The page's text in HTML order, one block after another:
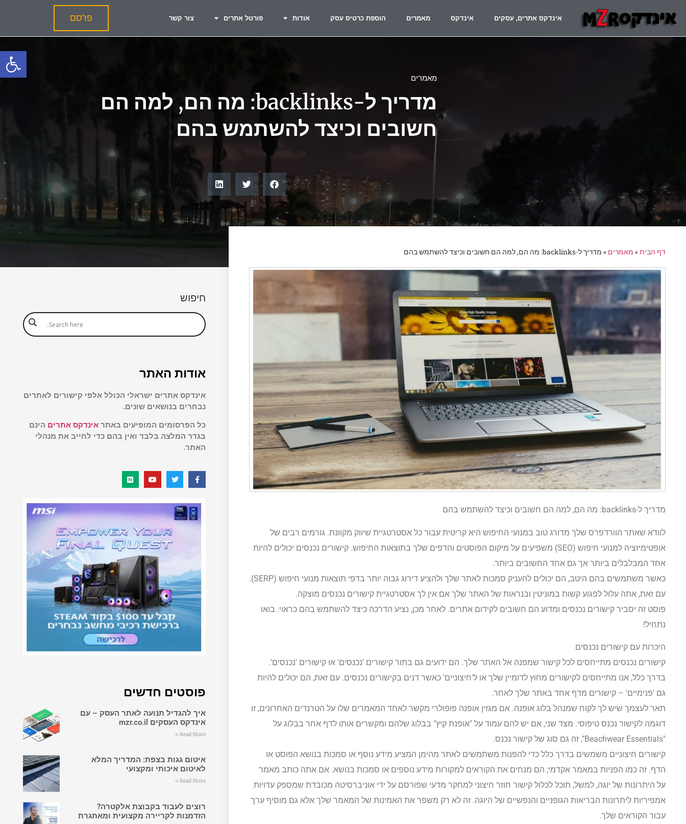
פתח
אינדקס אתרים, עסקים אינדקס מאמרים הוספת כרטיס עסק אודות פורטל אתרים צור קשר פרסם
מאמרים
מדריך ל-backlinks: מה הם, למה הם
חשובים וכיצד להשתמש בהם
דף הבית» מאמרים » מדריך ל-backlinks: מה הם, למה הם חשובים וכיצד להשתמש בהם
מדריך ל-backlinks: מה הם, למה הם חשובים וכיצד להשתמש בהם
לוודא שאתר הוורדפרס שלך מדורג טוב במנועי החיפוש היא קריטית עבור כל אסטרטגיית שיווק מקוונת. גורמים רבים של
אופטימיזציה למנועי חיפוש (SEO) משפיעים על מיקום הפוסטים והדפים שלך בתוצאות החיפוש. קישורים נכנסים יכולים להיות
אחד המבלבלים ביותר אך גם אחד החשובים ביותר.
כאשר משתמשים בהם היטב, הם יכולים להעניק סמכות לאתר שלך ולהציע דירוג גבוה יותר בדפי תוצאות מנועי חיפוש (SERP).
עם זאת, אתה עלול לפגוע קשות במוניטין ובנראות של האתר שלך אם אין לך אסטרטגיית קישורים נכנסים מוצקה.
פוסט זה יסביר קישורים נכנסים ומדוע הם חשובים לקידום אתרים. לאחר מכן, נציע הדרכה כיצד להשתמש בהם כראוי. בואו
נתחיל!
היכרות עם קישורים נכנסים
קישורים נכנסים מתייחסים לכל קישור שמפנה אל האתר שלך. הם ידועים גם בתור קישורים 'נכנסים' או קישורים 'נכנסים'.
בדרך כלל, אנו מתייחסים לקישורים מחוץ לדומיין שלך או ל'חיצוניים' כאשר דנים בקישורים נכנסים. עם זאת, הם יכולים להיות
גם 'פנימיים' – קישורים מדף אחד באתר שלך לאחר.
תאר לעצמך שיש לך לקוח שמנהל בלוג אופנה. אם מגזין אופנה פופולרי מקשר לאחד המאמרים שלו על הטרנדים האחרונים, זו
דוגמה לקישור נכנס טיפוסי. מצד שני, אם יש להם עמוד על "אופנת קיץ" בבלוג שלהם ומקשרים אותו לדף אחר בבלוג על
"Beachwear Essentials", זה גם סוג של קישור נכנס.
קישורים חיצוניים משמשים בדרך כלל כדי להפנות משתמשים לאתר מהימן המציע מידע נוסף או סמכות בנושא הפוסט או
הדף. זה כמו הפניות במאמר אקדמי; הם מנחים את הקוראים למקורות מידע נוספים או סמכות בנושא. אם אתה כותב מאמר
על היתרונות של יוגה, למשל, תוכל לכלול קישור חוזר חיצוני למחקר מדעי שפורסם על ידי אוניברסיטה מכובדת שמספק עדויות
אמפיריות ליתרונות הבריאות הגופניים והנפשיים של היוגה. זה לא רק משפר את האמינות של המאמר שלך אלא גם מוסיף ערך
עבור הקוראים שלך.
חיפוש
אודות האתר
אינדקס אתרים ישראלי הכולל אלפי קישורים לאתרים
נבחרים בנושאים שונים.
כל הפרסומים המופיעים באתר אינדקס אתרים הינם
בגדר המלצה בלבד ואין בהם כדי לחייב את מנהלי
האתר.
פוסטים חדשים
איך להגדיל תנועה לאתר העסק – עם
אינדקס העסקים mzr.co.il
Read More »
איטום גגות בצפת: המדריך המלא
לאיטום איכותי ומקצועי
Read More »
רוצים לעבוד בקבוצת אלקטרה?
הזדמנות לקריירה מקצועית ומאתגרת